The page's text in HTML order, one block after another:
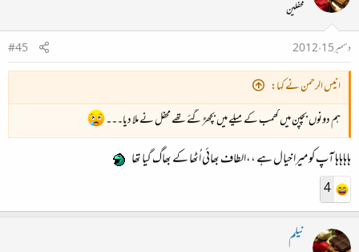
شکر ہےنیلمنے مجھے کراماتی بابا سمجھ کر مرشد نہیں مانا۔ ورنہقیصرانیبھائی پیری مریدی سے گئے
تھے۔۔۔
؟؟:
محفلین
دسمبر 15، 2012
#45
انیس الرحمن نے کہا:
ہم دونوں بچپن میں کھمب کے میلے میں بچھڑ گئے تھے محفل نے ملا دیا۔۔۔
ہاہاہاہا آپ کو میرا خیال ہے ،،الطاف بھائی اُٹھا کے بھاگ گیا تھا
4
نیلم